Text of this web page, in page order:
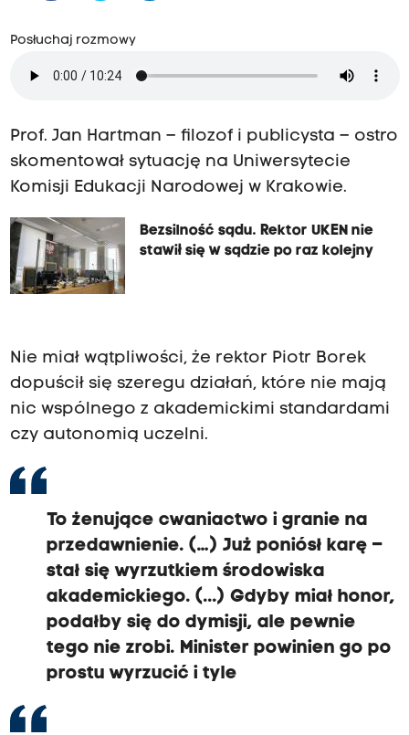
Posłuchaj rozmowy
Prof. Jan Hartman – filozof i publicysta – ostro
skomentował sytuację na Uniwersytecie
Komisji Edukacji Narodowej w Krakowie.
Bezsilność sądu. Rektor UKEN nie
stawił się w sądzie po raz kolejny
Nie miał wątpliwości, że rektor Piotr Borek
dopuścił się szeregu działań, które nie mają
nic wspólnego z akademickimi standardami
czy autonomią uczelni.
To żenujące cwaniactwo i granie na
przedawnienie. (…) Już poniósł karę –
stał się wyrzutkiem środowiska
akademickiego. (...) Gdyby miał honor,
podałby się do dymisji, ale pewnie
tego nie zrobi. Minister powinien go po
prostu wyrzucić i tyle